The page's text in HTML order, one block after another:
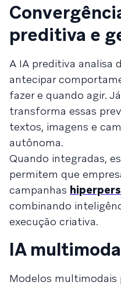
preditiva e
A IA preditiva analisa
antecipar
fazer e quando agir.
transforma essas
textos, imagens e
autônoma.
Quando integradas,
permitem que
campanhas
combinando
execução criativa.
IA
Modelos multimodais